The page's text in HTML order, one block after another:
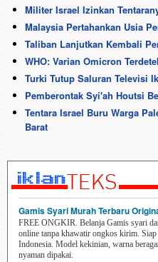
Militer Israel Izinkan
Malaysia Pertahankan Usia
Taliban Lanjutkan Kembali
WHO: Varian Omicron
Turki Tutup Saluran Televisi
Pemberontak Syi'ah Houtsi
Tentara Israel Buru Warga
Barat
Gamis Syari Murah Terbaru
FREE ONGKIR. Belanja Gamis syari
online tanpa khawatir ongkos kirim.
Indonesia. Model kekinian, warna
nyaman dipakai.